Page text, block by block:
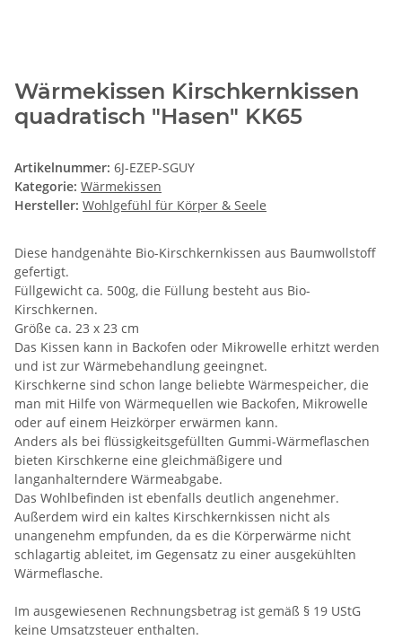
Wärmekissen Kirschkernkissen
quadratisch "Hasen" KK65
Artikelnummer: 6J-EZEP-SGUY
Kategorie: Wärmekissen
Hersteller: Wohlgefühl für Körper & Seele
Diese handgenähte Bio-Kirschkernkissen aus Baumwollstoff
gefertigt.
Füllgewicht ca. 500g, die Füllung besteht aus Bio-
Kirschkernen.
Größe ca. 23 x 23 cm
Das Kissen kann in Backofen oder Mikrowelle erhitzt werden
und ist zur Wärmebehandlung geeingnet.
Kirschkerne sind schon lange beliebte Wärmespeicher, die
man mit Hilfe von Wärmequellen wie Backofen, Mikrowelle
oder auf einem Heizkörper erwärmen kann.
Anders als bei flüssigkeitsgefüllten Gummi-Wärmeflaschen
bieten Kirschkerne eine gleichmäßigere und
langanhalterndere Wärmeabgabe.
Das Wohlbefinden ist ebenfalls deutlich angenehmer.
Außerdem wird ein kaltes Kirschkernkissen nicht als
unangenehm empfunden, da es die Körperwärme nicht
schlagartig ableitet, im Gegensatz zu einer ausgekühlten
Wärmeflasche.
Im ausgewiesenen Rechnungsbetrag ist gemäß § 19 UStG
keine Umsatzsteuer enthalten.